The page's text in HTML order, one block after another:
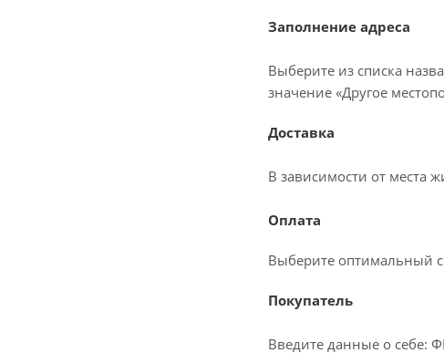
Заполнение адреса
Выберите из списка
значение «Другое
Доставка
В зависимости от места
Оплата
Выберите оптимальный
Покупатель
Введите данные о себе: